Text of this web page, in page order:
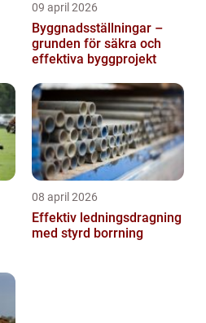
09 april 2026
Byggnadsställningar –
grunden för säkra och
effektiva byggprojekt
08 april 2026
Effektiv ledningsdragning
med styrd borrning